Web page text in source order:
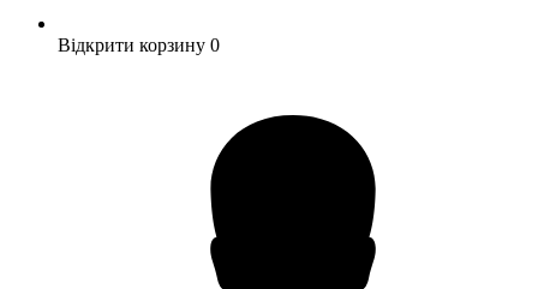
Відкрити корзину 0